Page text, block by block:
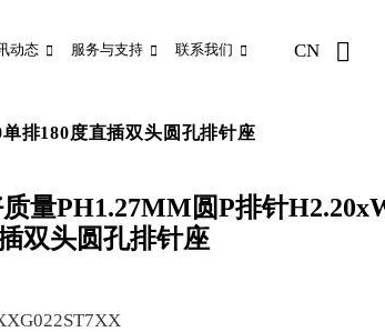
动态 服务与支持 联系我们 CN
排180度直插双头圆孔排针座
量PH1.27MM圆P排针
双头圆孔排针座